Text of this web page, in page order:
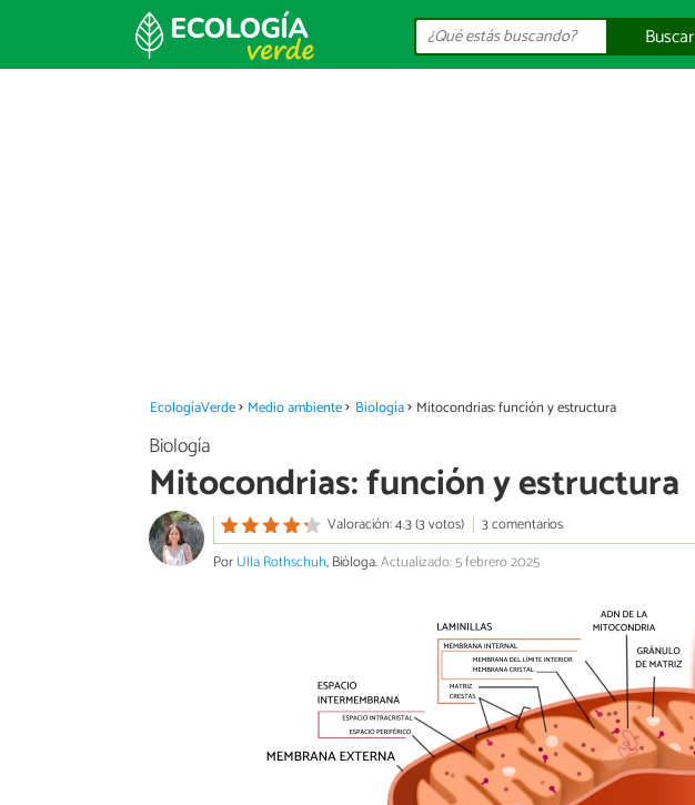
Buscar
EcologíaVerde Medio ambiente Biología Mitocondrias: función y estructura
Biología
Mitocondrias: función y estructura
Valoración: 4.3 (3 votos)
3 comentarios
PorUlla Rothschuh, Bióloga.Actualizado: 5 febrero 2025